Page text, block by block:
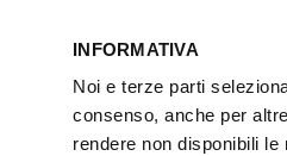
INFORMATIVA
Noi e terze parti
consenso, anche per
rendere non disponibili
ACCESSO GESTIONALE